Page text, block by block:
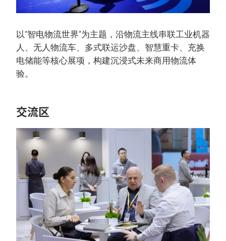
以“智电物流世界”为主题，沿物流主线串联工业机器
人、无人物流车、多式联运沙盘、智慧重卡、充换
电储能等核心展项，构建沉浸式未来商用物流体
验。
交流区